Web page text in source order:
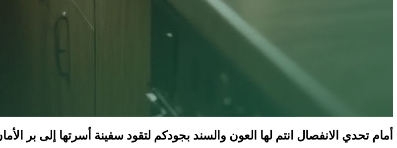
أمام تحدي الانفصال انتم لها العون والسند بجودكم لتقود سفينة أسرتها إلى بر